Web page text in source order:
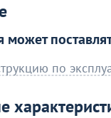
может
по
Больше